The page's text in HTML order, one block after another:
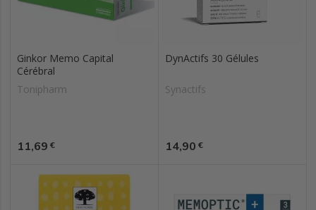
Ginkor Memo Capital
Cérébral
Tonipharm
Prix
11,69 €
DynActifs 30 Gélules
Synactifs
Prix
14,90 €